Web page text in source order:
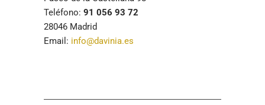
Teléfono: 91 056 93 72
28046 Madrid
Email: info@davinia.es